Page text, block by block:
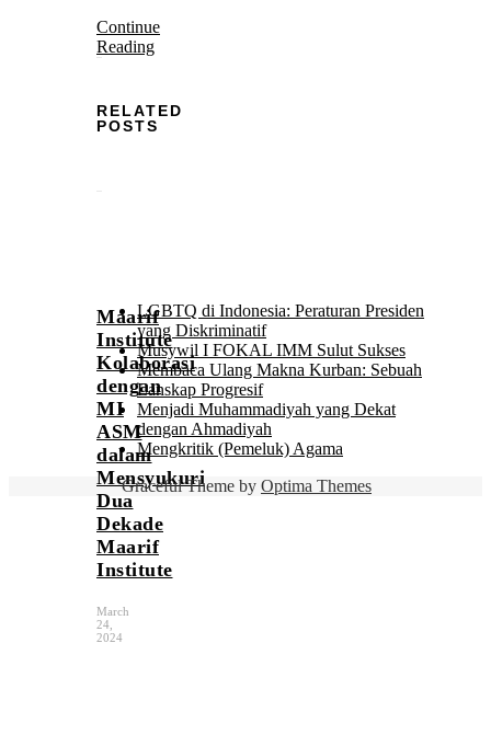
Continue
Reading
RELATED
POSTS
Maarif
Institute
Kolaborasi
dengan
MI
ASM
dalam
Mensyukuri
Dua
Dekade
Maarif
Institute
March
24,
2024
LGBTQ di Indonesia: Peraturan Presiden
yang Diskriminatif
Musywil I FOKAL IMM Sulut Sukses
Membaca Ulang Makna Kurban: Sebuah
Lanskap Progresif
Menjadi Muhammadiyah yang Dekat
dengan Ahmadiyah
Mengkritik (Pemeluk) Agama
Graceful Theme by Optima Themes